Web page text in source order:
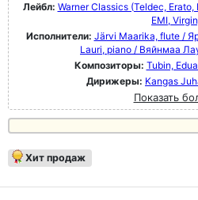
Лейбл: Warner Classics (Teldec,
EMI,
Исполнители: Järvi Maarika, flute /
Lauri, piano / Вяйнмаа
Композиторы: Tubin,
Дирижеры: Kangas
Показать
Хит продаж